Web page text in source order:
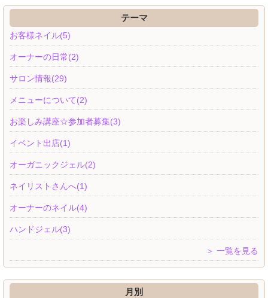
テーマ
お客様ネイル(5)
オーナーの日常(2)
サロン情報(29)
メニューについて(2)
お楽しみ講座☆参加者募集(3)
イベント出店(1)
オーガニックジェル(2)
ネイリストさんへ(1)
オーナーのネイル(4)
ハンドジェル(3)
＞ 一覧を見る
月別